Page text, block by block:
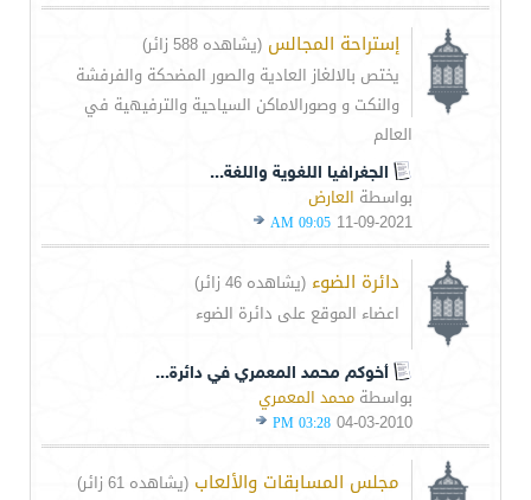
إستراحة المجالس (يشاهده 588 زائر)
يختص بالالغاز العادية والصور المضحكة والفرفشة
والنكت و وصورالاماكن السياحية والترفيهية في
العالم
الجغرافيا اللغوية واللغة...
بواسطة العارض
11-09-2021
09:05 AM
دائرة الضوء (يشاهده 46 زائر)
اعضاء الموقع على دائرة الضوء
أخوكم محمد المعمري في دائرة...
بواسطة محمد المعمري
04-03-2010
03:28 PM
مجلس المسابقات والألعاب (يشاهده 61 زائر)